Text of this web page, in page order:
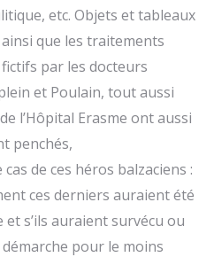
etc. Objets et tableaux
que les traitements
par les docteurs
et Poulain, tout aussi
l’Hôpital Erasme ont aussi
penchés,
de ces héros balzaciens :
ces derniers auraient été
et s’ils auraient survécu ou
pour le moins